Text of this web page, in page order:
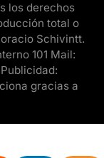
los derechos
total o
Schivintt.
101 Mail:
gracias a